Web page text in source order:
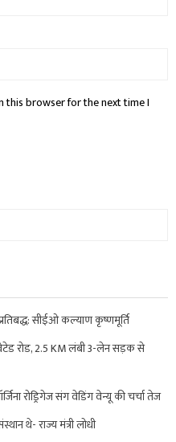
this browser for the next time I
सीईओ कल्याण कृष्णमूर्ति
रोड, 2.5 KM लंबी 3-लेन सड़क से
रोड्रिगेज संग वेडिंग वेन्यू की चर्चा तेज
थे- राज्य मंत्री लोधी